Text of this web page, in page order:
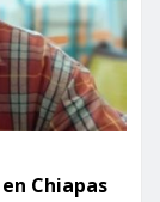
Chiapas